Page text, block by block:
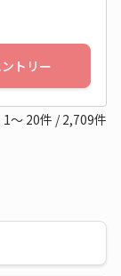
トリー
1～ 20件 / 2,709件